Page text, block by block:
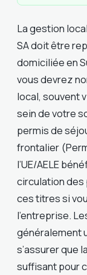
La gestion
SA doit être
domiciliée en
vous devrez
local, souvent
sein de votre
permis de
frontalier
l’UE/AELE
circulation des
ces titres si
l’entreprise.
généralement
s’assurer que
suffisant pour